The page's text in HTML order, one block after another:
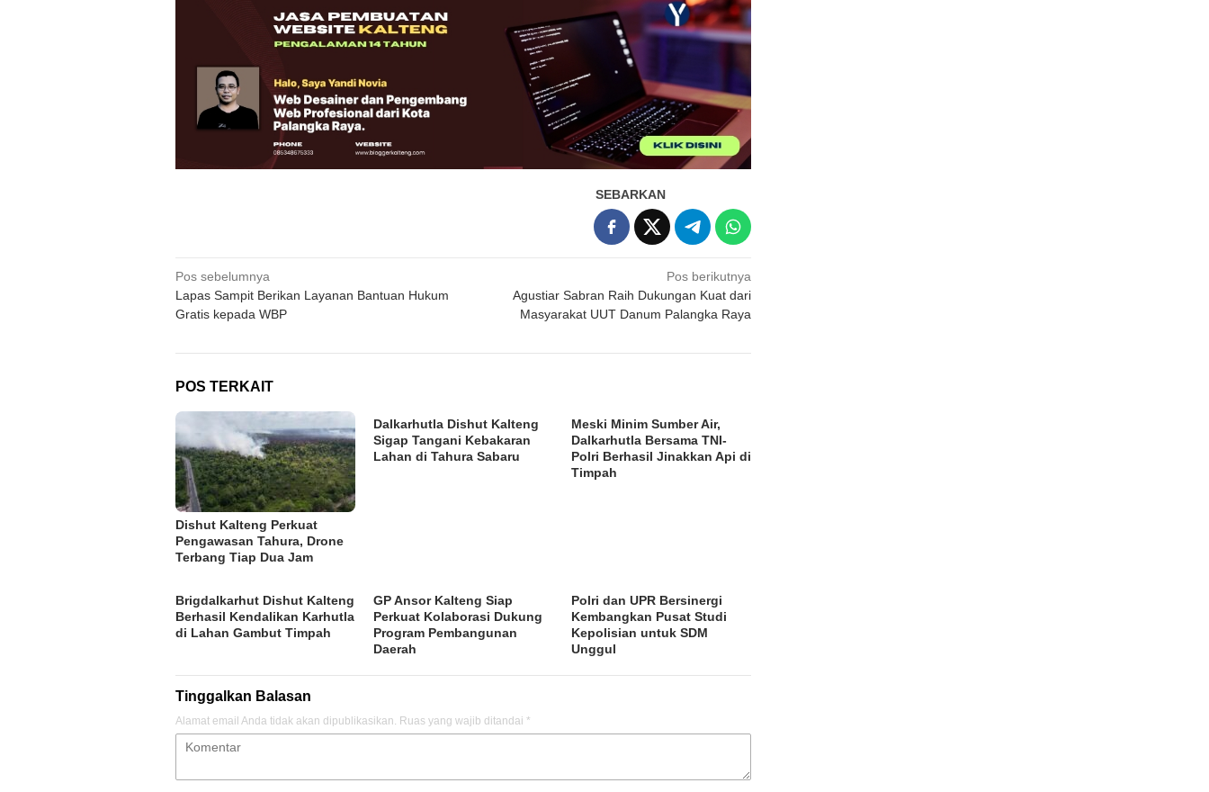
SEBARKAN
Navigasi
pos
Pos sebelumnya
Lapas Sampit Berikan Layanan Bantuan Hukum
Gratis kepada WBP
Pos berikutnya
Agustiar Sabran Raih Dukungan Kuat dari
Masyarakat UUT Danum Palangka Raya
POS TERKAIT
Dishut Kalteng Perkuat
Pengawasan Tahura, Drone
Terbang Tiap Dua Jam
Dalkarhutla Dishut Kalteng
Sigap Tangani Kebakaran
Lahan di Tahura Sabaru
Meski Minim Sumber Air,
Dalkarhutla Bersama TNI-
Polri Berhasil Jinakkan Api di
Timpah
Brigdalkarhut Dishut Kalteng
Berhasil Kendalikan Karhutla
di Lahan Gambut Timpah
GP Ansor Kalteng Siap
Perkuat Kolaborasi Dukung
Program Pembangunan
Daerah
Polri dan UPR Bersinergi
Kembangkan Pusat Studi
Kepolisian untuk SDM
Unggul
Tinggalkan Balasan
Alamat email Anda tidak akan dipublikasikan. Ruas yang wajib ditandai *